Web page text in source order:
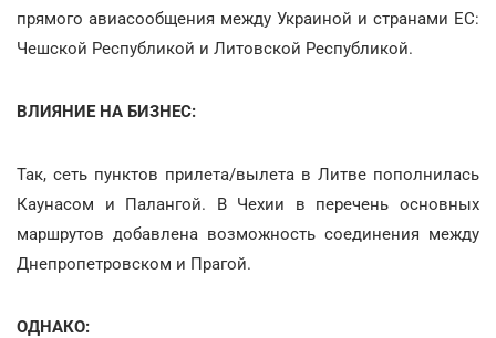
прямого авиасообщения между Украиной и странами ЕС:
Чешской Республикой и Литовской Республикой.
ВЛИЯНИЕ НА БИЗНЕС:
Так, сеть пунктов прилета/вылета в Литве пополнилась
Каунасом и Палангой. В Чехии в перечень основных
маршрутов добавлена возможность соединения между
Днепропетровском и Прагой.
ОДНАКО: